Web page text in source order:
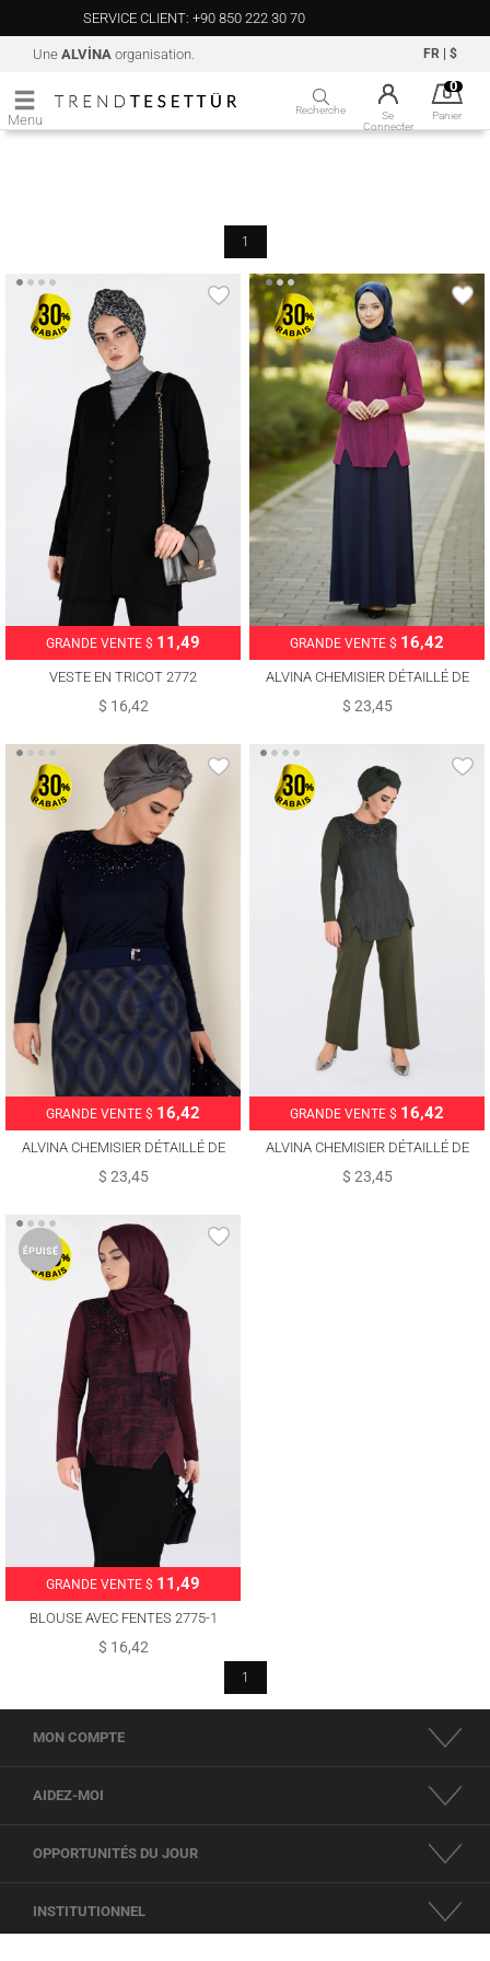
SERVICE CLIENT: +90 850 222 30 70
Une ALVİNA organisation. FR $
Menu
Recherche
Se
Connecter
0
Panier
1
GRANDE VENTE $ 11,49
VESTE EN TRICOT 2772
$ 16,42
GRANDE VENTE $ 16,42
ALVINA CHEMISIER DÉTAILLÉ DE
GEMME T 2775
$ 23,45
GRANDE VENTE $ 16,42
ALVINA CHEMISIER DÉTAILLÉ DE
GEMME T 2775
$ 23,45
GRANDE VENTE $ 16,42
ALVINA CHEMISIER DÉTAILLÉ DE
GEMME T 2775
$ 23,45
GRANDE VENTE $ 11,49
BLOUSE AVEC FENTES 2775-1
$ 16,42
1
MON COMPTE
AIDEZ-MOI
OPPORTUNITÉS DU JOUR
INSTITUTIONNEL